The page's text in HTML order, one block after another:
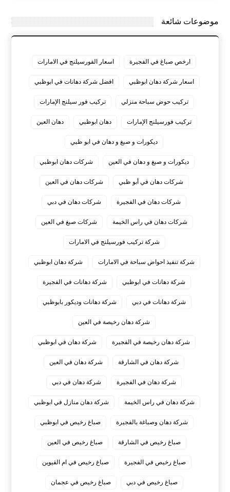
موضوعات شائعة
ارخص صباغ في الفجيرة اسعار الفورسيلنج في الامارات
اسعار شركة دهان ابوظبي افضل شركة دهانات في ابوظبي
تركيب حوض سباحة منزلي تركيب فور سيلنج الإمارات
تركيب فورسيلنج الإمارات دهان ابوظبي دهان العين
ديكورات و صبغ و دهان في ابو ظبي
ديكورات و صبغ و دهان في العين شركات دهان ابوظبي
شركات دهان في أبو ظبي شركات دهان في العين
شركات دهان في الفجيرة شركات دهان في دبي
شركات دهان في راس الخيمة شركات صبغ في العين
شركة تركيب فورسيلنج في الامارات
شركة تنفيذ احواض سباحة في الامارات شركة دهان ابوظبي
شركة دهانات في ابوظبي شركة دهانات في الفجيرة
شركة دهانات في دبي شركة دهانات وديكور بابوظبي
شركة دهان رخيصة في العين
شركة دهان رخيصة في الفجيرة شركة دهان في ابوظبي
شركة دهان في الشارقة شركة دهان في العين
شركة دهان في الفجيرة شركة دهان في دبي
شركة دهان في راس الخيمة شركة دهان منازل في ابوظبي
شركة دهان وصباغة بالفجيرة صباغ رخيص في ابوظبي
صباغ رخيص في الشارقة صباغ رخيص في العين
صباغ رخيص في الفجيرة صباغ رخيص في ام القيوين
صباغ رخيص في دبي صباغ رخيص في عجمان